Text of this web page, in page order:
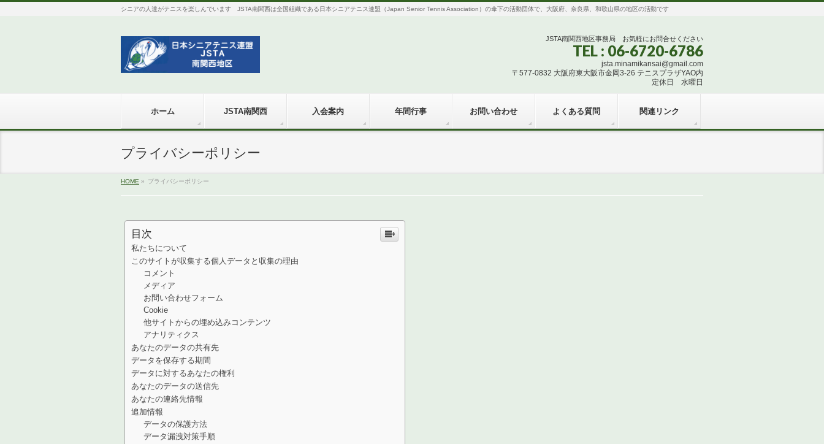
シニアの人達がテニスを楽しんでいます JSTA南関西は全国組織である日本シニアテニス連盟（Japan Senior Tennis Association）の傘下の活動団体で、大阪府、奈良県、和歌山県の地区の活動です
JSTA南関西地区事務局 お気軽にお問合せください
TEL : 06-6720-6786
jsta.minamikansai@gmail.com
〒577-0832 大阪府東大阪市金岡3-26 テニスプラザYAO内
定休日 水曜日
ホーム JSTA南関西 入会案内 年間行事 お問い合わせ よくある質問 関連リンク
プライバシーポリシー
HOME » プライバシーポリシー
目次
私たちについて
このサイトが収集する個人データと収集の理由
コメント
メディア
お問い合わせフォーム
Cookie
他サイトからの埋め込みコンテンツ
アナリティクス
あなたのデータの共有先
データを保存する期間
データに対するあなたの権利
あなたのデータの送信先
あなたの連絡先情報
追加情報
データの保護方法
データ漏洩対策手順